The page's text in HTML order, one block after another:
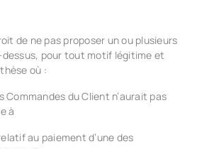
de ne pas proposer un ou plusieurs
pour tout motif légitime et
où :
Commandes du Client n’aurait pas
à
au paiement d’une des